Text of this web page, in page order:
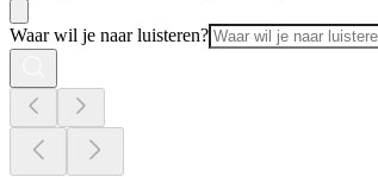
Waar wil je naar luisteren?